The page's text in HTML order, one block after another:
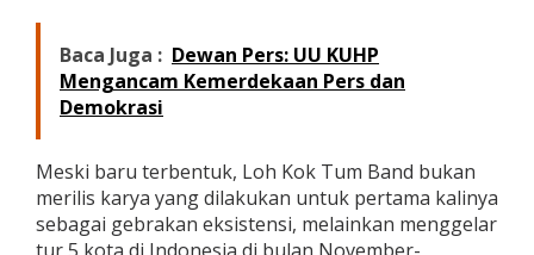
Baca Juga : Dewan Pers: UU KUHP
Mengancam Kemerdekaan Pers dan
Demokrasi
Meski baru terbentuk, Loh Kok Tum Band bukan
merilis karya yang dilakukan untuk pertama kalinya
sebagai gebrakan eksistensi, melainkan menggelar